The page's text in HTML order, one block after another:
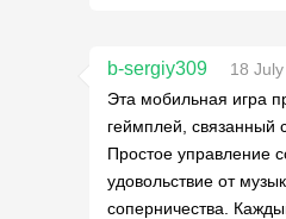
b-sergiy309
18
Эта мобильная игра
геймплей, связанный
Простое управление
удовольствие от
соперничества.